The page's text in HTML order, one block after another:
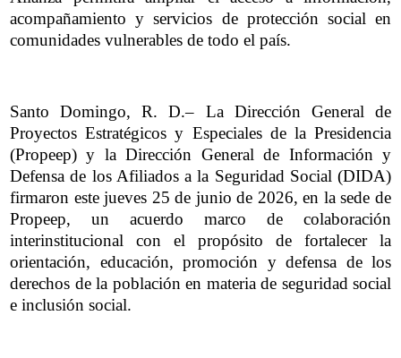
acompañamiento y servicios de protección social en
comunidades vulnerables de todo el país.
Santo Domingo, R. D.– La Dirección General de
Proyectos Estratégicos y Especiales de la Presidencia
(Propeep) y la Dirección General de Información y
Defensa de los Afiliados a la Seguridad Social (DIDA)
firmaron este jueves 25 de junio de 2026, en la sede de
Propeep, un acuerdo marco de colaboración
interinstitucional con el propósito de fortalecer la
orientación, educación, promoción y defensa de los
derechos de la población en materia de seguridad social
e inclusión social.